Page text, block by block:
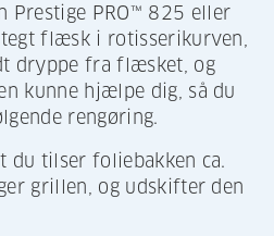
Prestige PRO™ 825 eller
flæsk i rotisserikurven,
dryppe fra flæsket, og
kunne hjælpe dig, så du
rengøring.
du tilser foliebakken ca.
grillen, og udskifter den